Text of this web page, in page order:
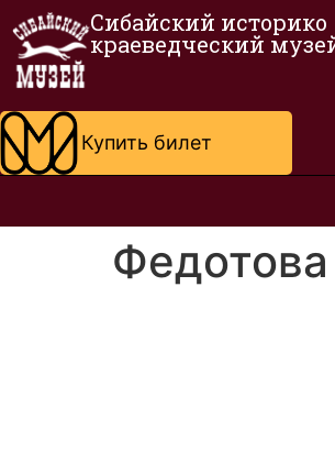
Сибайский историко
краеведческий
Купить билет